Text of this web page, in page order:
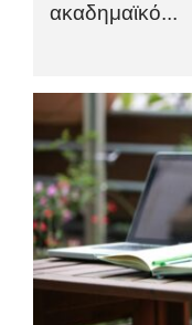
ακαδημαϊκό...